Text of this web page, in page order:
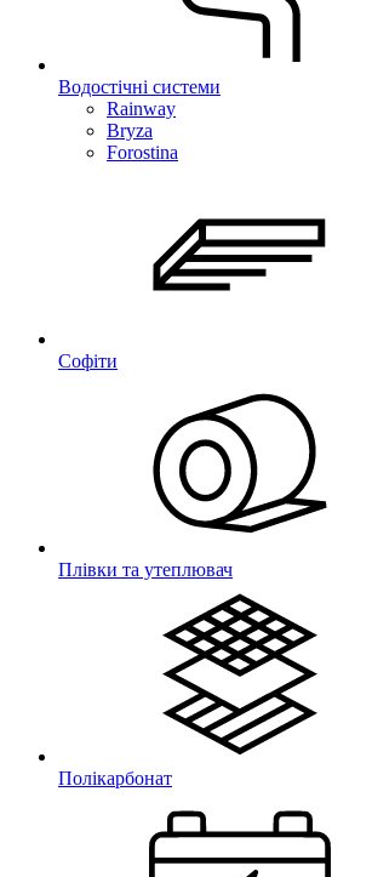
Водостічні системи
Rainway
Bryza
Forostina
Софіти
Плівки та утеплювач
Полікарбонат